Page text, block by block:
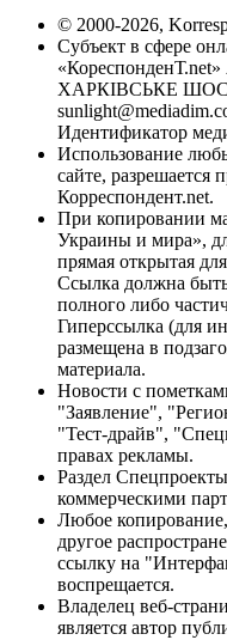
© 2000-2026,
Субъект в сфере
«КореспонденТ.net»
ХАРКІВСЬКЕ ШОСЕ,
Идентификатор
Использование
сайте, разрешается
Корреспондент.net.
При копировании
Украины и мира»,
прямая открытая
Ссылка должна
полного либо
Гиперссылка (для
размещена в
материала.
Новости с
"Заявление",
"Тест-драйв",
правах рекламы.
Раздел
коммерческими
Любое
другое
ссылку на
воспрещается.
Владелец веб-
является автор